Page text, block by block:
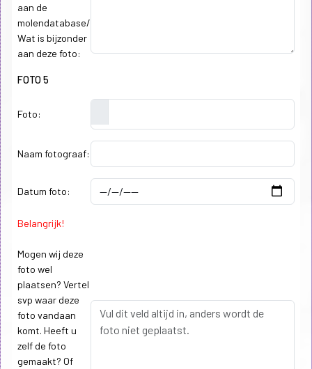
aan de
molendatabase/
Wat is bijzonder
aan deze foto:
FOTO 5
Foto:
Naam fotograaf:
Datum foto:
Belangrijk!
Mogen wij deze
foto wel
plaatsen? Vertel
svp waar deze
foto vandaan
komt. Heeft u
zelf de foto
gemaakt? Of